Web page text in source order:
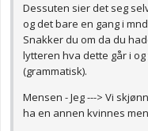
Dessuten sier det seg
og det bare en gang i
Snakker du om da du
lytteren hva dette går i
(grammatisk).
Mensen - Jeg ---> Vi
ha en annen kvinnes